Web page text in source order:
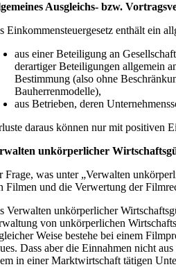
Ausgleichs- bzw.
Einkommensteuergesetz enthält ein
aus einer Beteiligung an
derartiger Beteiligungen allgemein
Bestimmung (also ohne
Bauherrenmodelle),
aus Betrieben, deren
daraus können nur mit positiven
unkörperlicher
Frage, was unter „Verwalten
Filmen und die Verwertung der
Verwalten unkörperlicher
von unkörperlichen
Weise bestehe bei einem
Dass aber die Einnahmen nicht
in einer Marktwirtschaft tätigen